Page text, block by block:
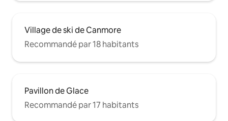
Village de ski de Canmore
Recommandé par 18 habitants
Pavillon de Glace
Recommandé par 17 habitants